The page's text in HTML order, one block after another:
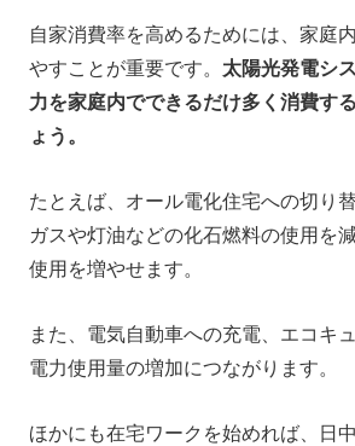
自家消費率を高めるためには、家庭
やすことが重要です。 太陽光発電シ
力を家庭内でできるだけ多く消費す
ょう。
たとえば、オール電化住宅への切り
ガスや灯油などの化石燃料の使用を
使用を増やせます。
また、電気自動車への充電、エコキ
電力使用量の増加につながります。
ほかにも在宅ワークを始めれば、日